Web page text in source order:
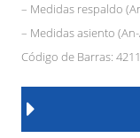
– Medidas respaldo
– Medidas asiento (An-
Código de Barras: